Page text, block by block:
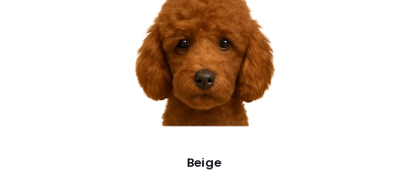
Beige